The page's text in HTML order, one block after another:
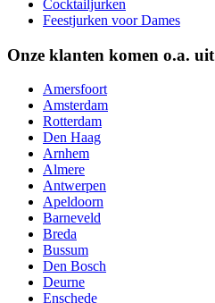
Cocktailjurken
Feestjurken voor Dames
Onze klanten komen o.a. uit
Amersfoort
Amsterdam
Rotterdam
Den Haag
Arnhem
Almere
Antwerpen
Apeldoorn
Barneveld
Breda
Bussum
Den Bosch
Deurne
Enschede